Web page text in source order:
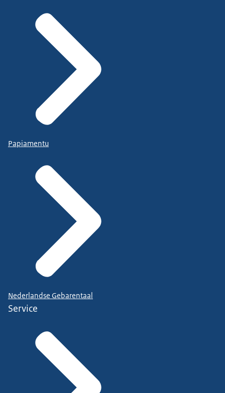
Papiamentu
Nederlandse Gebarentaal
Service